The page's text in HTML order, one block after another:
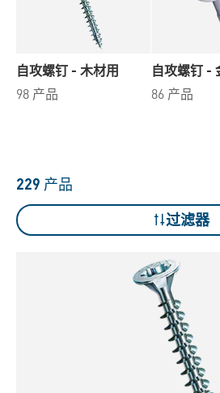
自攻螺钉 - 木材用
98 产品
自攻螺钉 -
86 产品
229 产品
过滤器